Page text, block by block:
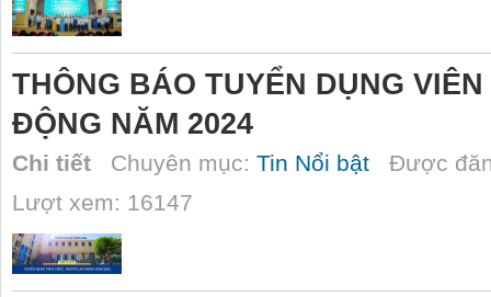
THÔNG BÁO TUYỂN DỤNG
ĐỘNG NĂM 2024
Chi tiết Chuyên mục: Tin Nổi bật Được
Lượt xem: 16147